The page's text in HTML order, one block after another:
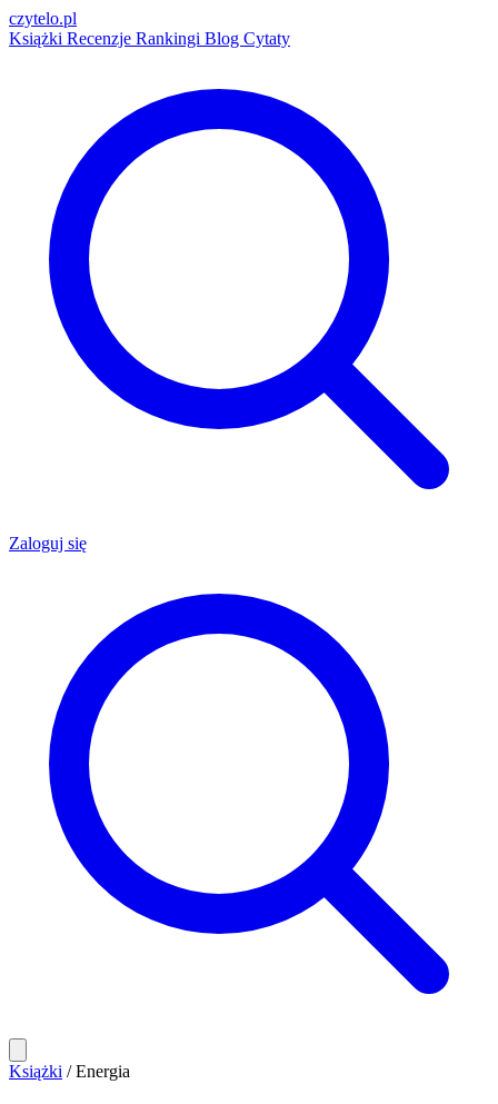
czytelo.pl
Książki Recenzje Rankingi Blog Cytaty
Zaloguj się
Książki / Energia